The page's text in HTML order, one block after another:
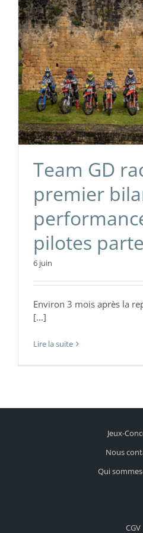
Team GD
premier
pilotes
6 juin
Environ 3 mois après la
[...]
Lire la suite
Jeux-
Nous
Qui
CGV